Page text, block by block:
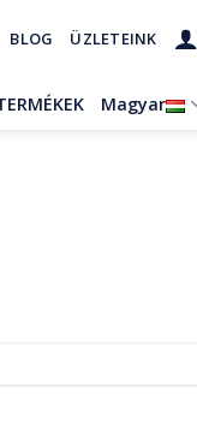
BLOG ÜZLETEINK
Magyar